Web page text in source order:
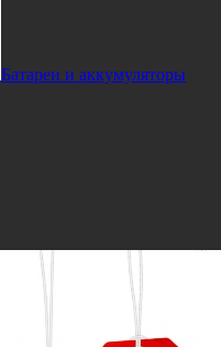
Батареи и аккумуляторы